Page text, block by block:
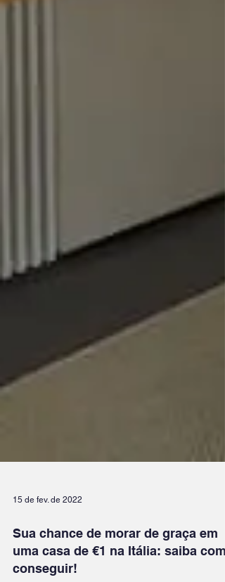
15 de fev. de 2022
Sua chance de morar de graça em